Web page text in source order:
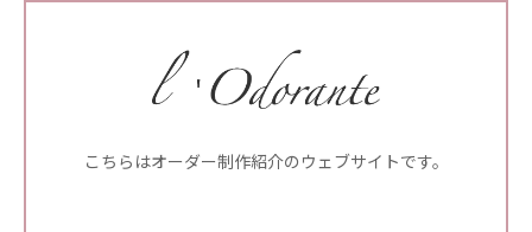
こちらはオーダー制作紹介のウェブサイトです。